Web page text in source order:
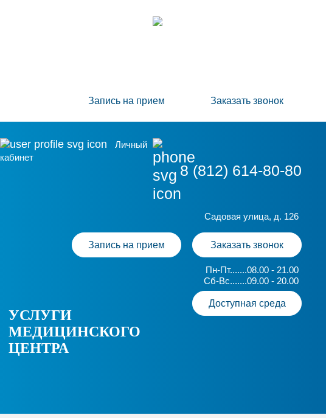
Запись на прием Заказать звонок
Личный
кабинет
8 (812) 614-80-80
Садовая улица, д. 126
Запись на прием Заказать звонок
Пн-Пт.......08.00 - 21.00
Сб-Вс.......09.00 - 20.00
Доступная среда
УСЛУГИ
МЕДИЦИНСКОГО
ЦЕНТРА